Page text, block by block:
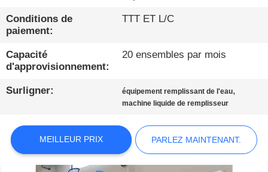
NOUS
NOUVELLES
PARLEZ
PLAN
Conditions de
paiement:
TTT ET L/C
Capacité
d'approvisionnement:
20 ensembles par mois
Surligner: équipement remplissant de l'eau,
machine liquide de remplisseur
MEILLEUR PRIX PARLEZ MAINTENANT.